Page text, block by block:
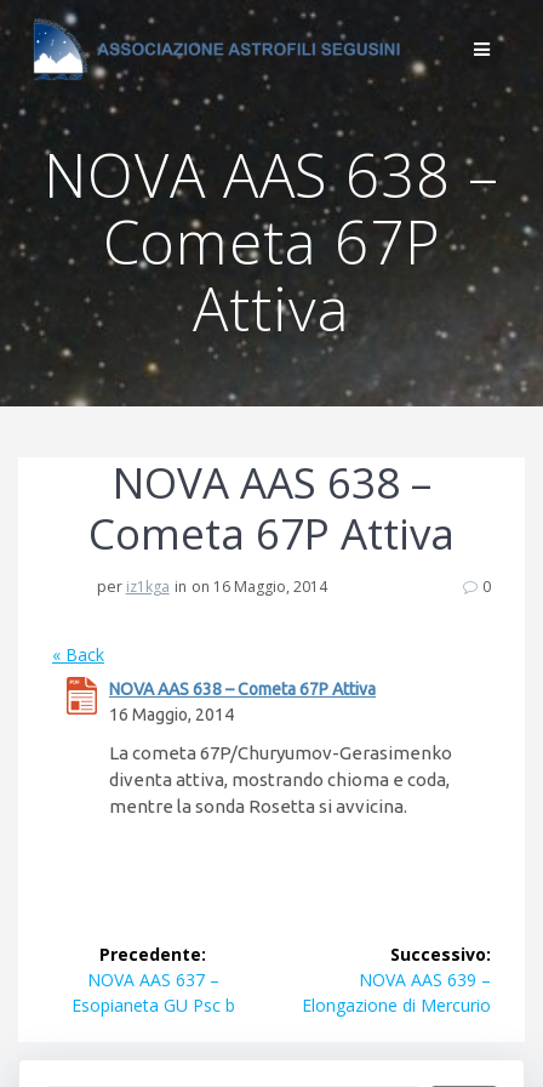
Salta
al
contenuto
NOVA AAS 638 –
Cometa 67P
Attiva
NOVA AAS 638 –
Cometa 67P Attiva
per iz1kga in on 16 Maggio, 2014 0
« Back
NOVA AAS 638 – Cometa 67P Attiva
16 Maggio, 2014
La cometa 67P/Churyumov-Gerasimenko
diventa attiva, mostrando chioma e coda,
mentre la sonda Rosetta si avvicina.
Navigazione
articoli
Precedente:
Articolo
precedente:
NOVA AAS 637 –
Esopianeta GU Psc b
Successivo:
Articolo
successivo:
NOVA AAS 639 –
Elongazione di Mercurio